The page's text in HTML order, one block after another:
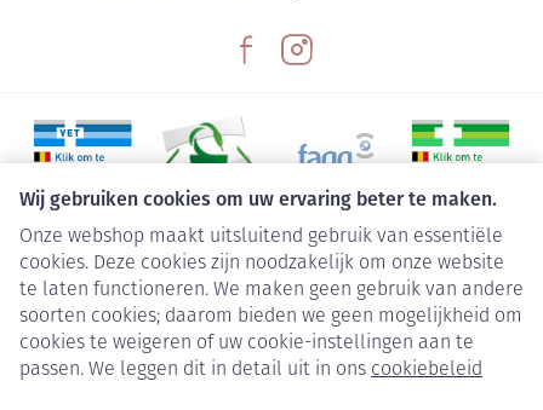
Wij gebruiken cookies om uw ervaring beter te maken.
Onze webshop maakt uitsluitend gebruik van essentiële
cookies. Deze cookies zijn noodzakelijk om onze website
te laten functioneren. We maken geen gebruik van andere
soorten cookies; daarom bieden we geen mogelijkheid om
cookies te weigeren of uw cookie-instellingen aan te
passen. We leggen dit in detail uit in ons cookiebeleid
Juridische links